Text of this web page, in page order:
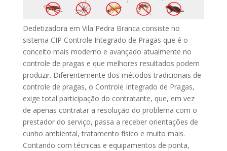
Dedetizadora em Vila Pedra Branca consiste no
sistema CIP Controle Integrado de Pragas que é o
conceito mais moderno e avançado atualmente no
controle de pragas e que melhores resultados podem
produzir. Diferentemente dos métodos tradicionais de
controle de pragas, o Controle Integrado de Pragas,
exige total participação do contratante, que, em vez
de apenas contratar a resolução do problema com o
prestador do serviço, passa a receber orientações de
cunho ambiental, tratamento físico e muito mais.
Contando com técnicas e equipamentos de ponta,